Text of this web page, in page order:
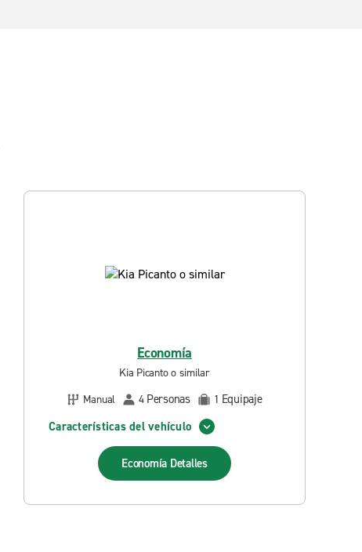
Economía
Kia Picanto o similar
Manual
4 Personas 1 Equipaje
Características del vehículo
Economía Detalles